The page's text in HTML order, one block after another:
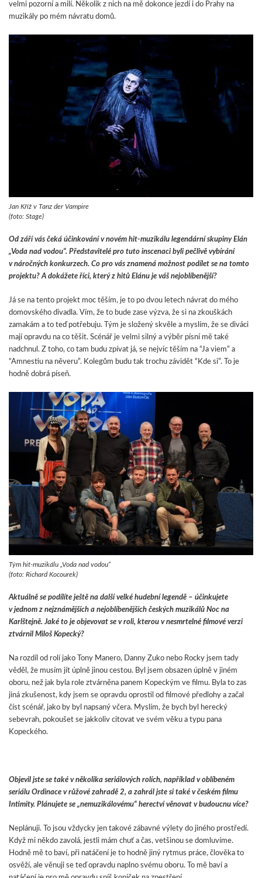
velmi pozorní a milí. Několik z nich na mě dokonce jezdí i do Prahy na
muzikály po mém návratu domů.
Jan Kříž v Tanz der Vampire
(foto: Stage)
Od září vás čeká účinkování v novém hit-muzikálu legendární skupiny Elán
„Voda nad vodou“. Představitelé pro tuto inscenaci byli pečlivě vybírání
v náročných konkurzech. Co pro vás znamená možnost podílet se na tomto
projektu? A dokážete říci, který z hitů Elánu je váš nejoblíbenější?
Já se na tento projekt moc těším, je to po dvou letech návrat do mého
domovského divadla. Vím, že to bude zase výzva, že si na zkouškách
zamakám a to teď potřebuju. Tým je složený skvěle a myslím, že se diváci
mají opravdu na co těšit. Scénář je velmi silný a výběr písní mě také
nadchnul. Z toho, co tam budu zpívat já, se nejvíc těším na “Ja viem” a
“Amnestiu na něveru”. Kolegům budu tak trochu závidět “Kde si”. To je
hodně dobrá píseň.
Tým hit-muzikálu „Voda nad vodou“
(foto: Richard Kocourek)
Aktuálně se podílíte ještě na další velké hudební legendě – účinkujete
v jednom z nejznámějších a nejoblíbenějších českých muzikálů Noc na
Karlštejně. Jaké to je objevovat se v roli, kterou v nesmrtelné filmové verzi
ztvárnil Miloš Kopecký?
Na rozdíl od rolí jako Tony Manero, Danny Zuko nebo Rocky jsem tady
věděl, že musím jít úplně jinou cestou. Byl jsem obsazen úplně v jiném
oboru, než jak byla role ztvárněna panem Kopeckým ve filmu. Byla to zas
jiná zkušenost, kdy jsem se opravdu oprostil od filmové předlohy a začal
číst scénář, jako by byl napsaný včera. Myslím, že bych byl herecký
sebevrah, pokoušet se jakkoliv citovat ve svém věku a typu pana
Kopeckého.
Objevil jste se také v několika seriálových rolích, například v oblíbeném
seriálu Ordinace v růžové zahradě 2, a zahrál jste si také v českém filmu
Intimity. Plánujete se „nemuzikálovému“ herectví věnovat v budoucnu více?
Neplánuji. To jsou vždycky jen takové zábavné výlety do jiného prostředí.
Když mi někdo zavolá, jestli mám chuť a čas, vetšinou se domluvíme.
Hodně mě to baví, při natáčení je to hodně jiný rytmus práce, člověka to
osvěží, ale věnuji se teď opravdu naplno svému oboru. To mě baví a